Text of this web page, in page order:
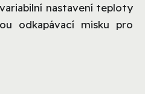
nastavení teploty
odkapávací misku pro